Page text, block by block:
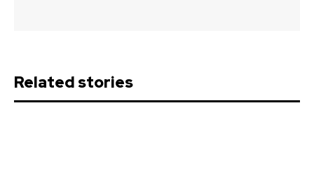
Related stories